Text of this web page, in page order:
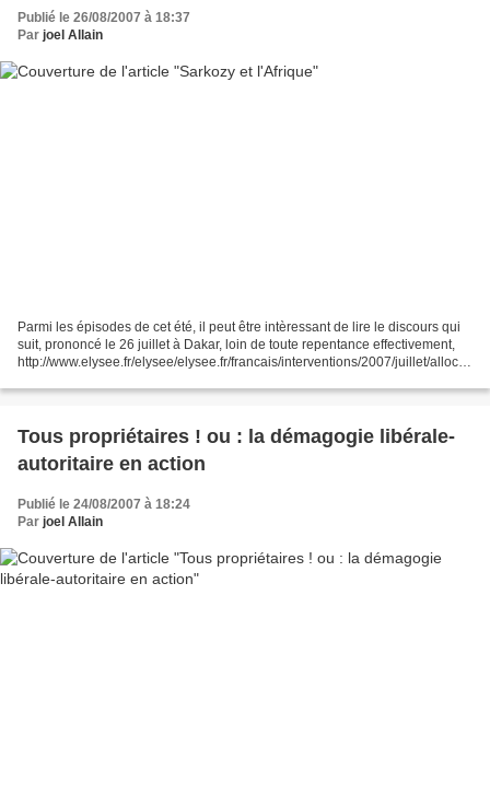
Publié le 26/08/2007 à 18:37
Par joel Allain
Parmi les épisodes de cet été, il peut être intèressant de lire le discours qui
suit, prononcé le 26 juillet à Dakar, loin de toute repentance effectivement,
http://www.elysee.fr/elysee/elysee.fr/francais/interventions/2007/juillet/allocuti
Tous propriétaires ! ou : la démagogie libérale-
autoritaire en action
Publié le 24/08/2007 à 18:24
Par joel Allain